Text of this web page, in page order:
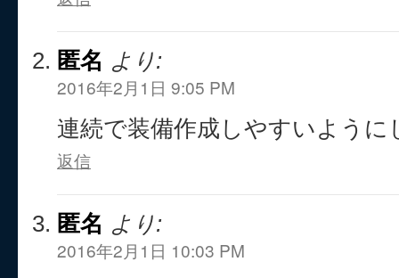
匿名 より:
2016年2月1日 9:05 PM
連続で装備作成しやすいように
返信
匿名 より:
2016年2月1日 10:03 PM